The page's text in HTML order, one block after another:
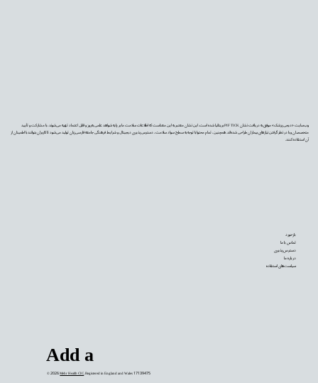
Add a
© 2026Mehr Health CIC. Registered in England and Wales 17139475
وب‌سایت «دیجی‌پزشک» موفق به دریافت نشان PIF TICK بریتانیا شده است. این نشان معتبر به این معناست که اطلاعات سلامت ما بر پایه شواهد علمی به‌روز و قابل اعتماد تهیه می‌شوند، با مشارکت و تأیید
متخصصان و با در نظر گرفتن نیازهای بیماران طراحی شده‌اند. همچنین، تمام محتوا با توجه به سطح سواد سلامت، دسترس‌پذیری دیجیتال و شرایط فرهنگی جامعه فارسی‌زبان تولید می‌شود تا کاربران بتوانند با اطمینان از
آن استفاده کنند.
بازخورد
تماس با ما
دسترس‌پذیری
درباره ما
سیاست‌های استفاده